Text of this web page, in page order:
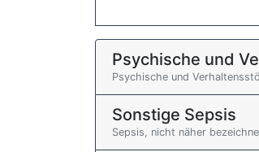
Psychische und
Psychische und
Sonstige Sepsis
Sepsis, nicht näher